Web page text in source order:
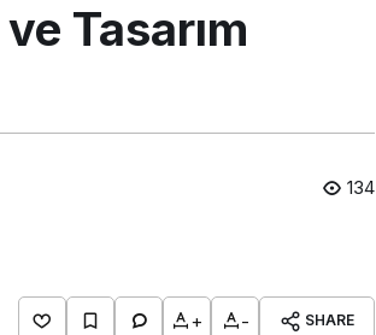
Tasarım
134
+ - SHARE